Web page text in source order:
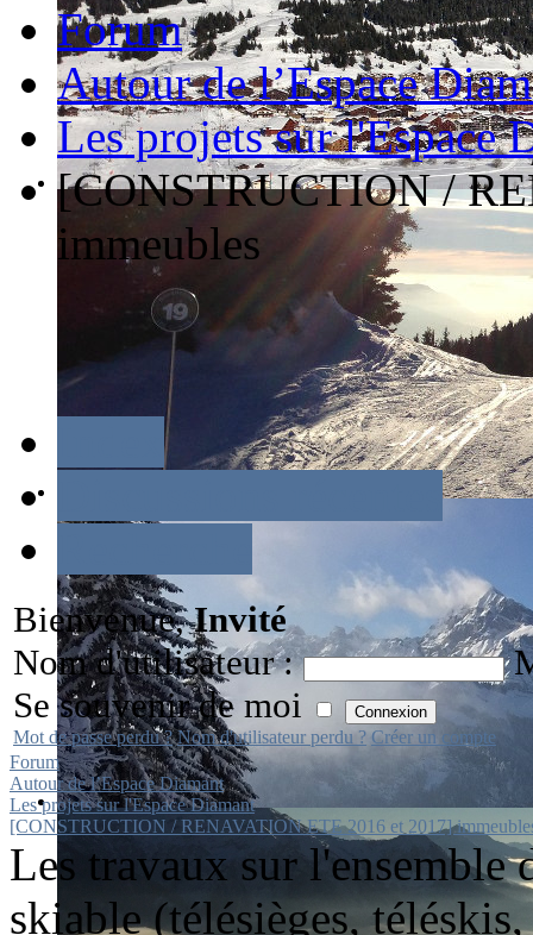
Forum
Autour de l’Espace
Les projets sur l'Espace
[CONSTRUCTION /
immeubles
Bienvenue,Invité
Nom d'utilisateur :
Se souvenir de moi
Mot de passe perdu ? Nom d'utilisateur perdu ? Créer un compte
Forum
Autour de l’Espace Diamant
Les projets sur l'Espace Diamant
[CONSTRUCTION / RENAVATION ETE 2016 et 2017]
Les travaux sur l'ensemble
skiable (télésièges,